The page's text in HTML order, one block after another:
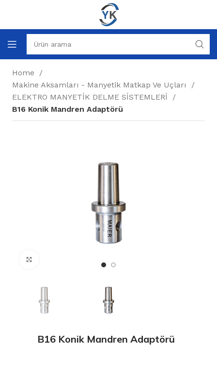
Home
Makine Aksamları - Manyetik Matkap Ve Uçları
ELEKTRO MANYETİK DELME SİSTEMLERİ
B16 Konik Mandren Adaptörü
B16 Konik Mandren Adaptörü